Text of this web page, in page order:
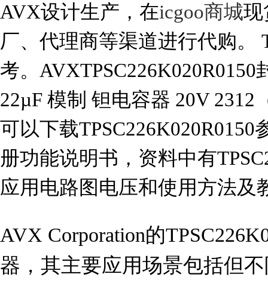
AVX设计生产，在icgoo商城现
厂、代理商等渠道进行代购。
考。AVXTPSC226K020R0150
22µF 模制 钽电容器 20V 2312
可以下载TPSC226K020R0150
册功能说明书，资料中有
应用电路图电压和使用方法及
AVX Corporation的
器，其主要应用场景包括但